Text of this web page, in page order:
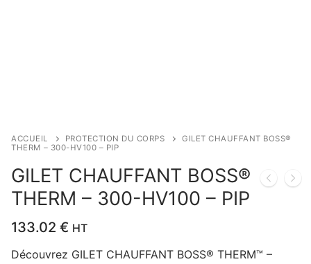
ACCUEIL PROTECTION DU CORPS
GILET CHAUFFANT BOSS®
THERM – 300-HV100 – PIP
GILET CHAUFFANT BOSS®
THERM – 300-HV100 – PIP
133.02 € HT
Découvrez GILET CHAUFFANT BOSS® THERM™ –